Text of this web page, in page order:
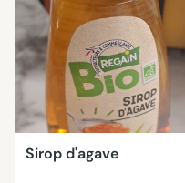
Sirop d'agave